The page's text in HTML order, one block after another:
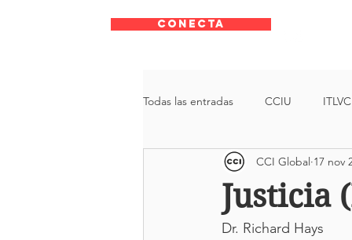
CONECTA
Todas las entradas CCIU ITLVC
Justicia
Justicia
CCI Global 17 nov
Dr. Richard Hays